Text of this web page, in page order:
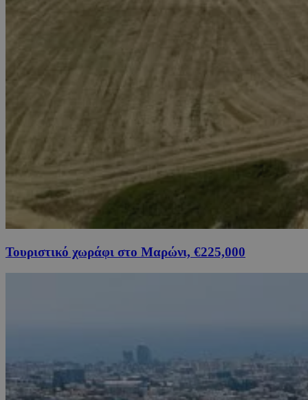
Τουριστικό χωράφι στο Μαρώνι, €225,000